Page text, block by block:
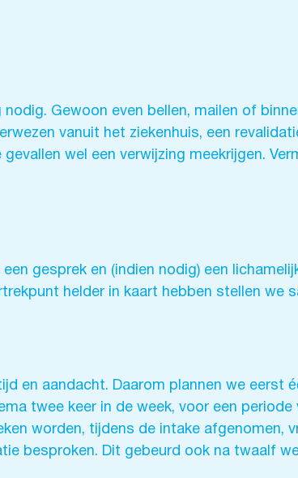
Gewoon even bellen, mailen of
vanuit het ziekenhuis, een
wel een verwijzing meekrijgen.
gesprek en (indien nodig) een
helder in kaart hebben stellen we
en aandacht. Daarom plannen we eerst
twee keer in de week, voor een
worden, tijdens de intake afgenomen,
besproken. Dit gebeurd ook na twaalf